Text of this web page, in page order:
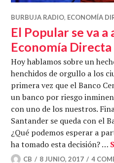
BURBUJA RADIO, ECONOMÍA
El Popular se va a
Economía
Hoy hablamos sobre un
henchidos de orgullo a los
primera vez que el Banco
un banco por riesgo
con uno de los nuestros.
Santander se queda con el
¿Qué podemos esperar a
ha tomado esta decisión? …
CB 8 JUNIO, 2017 4